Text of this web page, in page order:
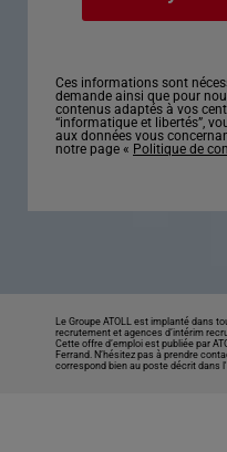
Ces informations sont
demande ainsi que pour
contenus adaptés à vos
“informatique et libertés”,
aux données vous
notre page « Politique de
Le Groupe ATOLL est implanté dans
recrutement et agences d’intérim
Cette offre d’emploi est publiée par
Ferrand. N’hésitez pas à prendre
correspond bien au poste décrit dans